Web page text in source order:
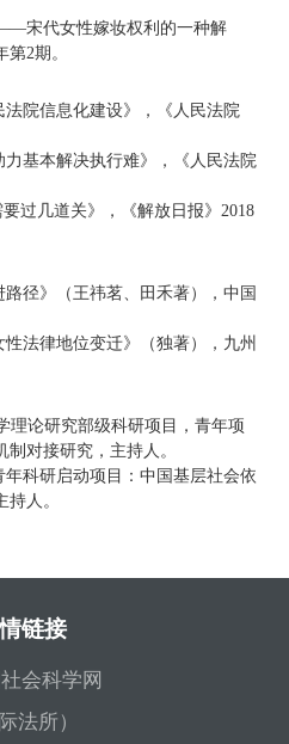
宋代女性嫁妆权利的一种解
2期。
院信息化建设》，《人民法院
基本解决执行难》，《人民法院
过几道关》，《解放日报》2018
径》（王祎茗、田禾著），中国
法律地位变迁》（独著），九州
理论研究部级科研项目，青年项
对接研究，主持人。
年科研启动项目：中国基层社会依
人。
链接
会科学网
法所）